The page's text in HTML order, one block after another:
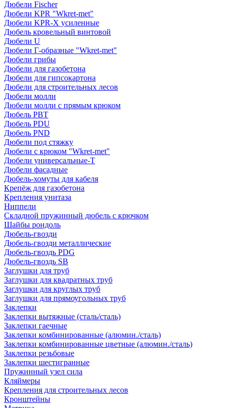
Дюбели Fischer
Дюбели KPR "Wkret-met"
Дюбели KPR-Х усиленные
Дюбель кровельный винтовой
Дюбели U
Дюбели Г-образные "Wkret-met"
Дюбели грибы
Дюбели для газобетона
Дюбели для гипсокартона
Дюбели для строительных лесов
Дюбели молли
Дюбели молли с прямым крюком
Дюбель PBT
Дюбель PDU
Дюбель PND
Дюбели под стяжку
Дюбели с крюком "Wkret-met"
Дюбели универсальные-Т
Дюбели фасадные
Дюбель-хомуты для кабеля
Крепёж для газобетона
Крепления унитаза
Ниппели
Складной пружинный дюбель с крючком
Шайбы рондоль
Дюбель-гвозди
Дюбель-гвозди металлические
Дюбель-гвоздь PDG
Дюбель-гвоздь SB
Заглушки для труб
Заглушки для квадратных труб
Заглушки для круглых труб
Заглушки для прямоугольных труб
Заклепки
Заклепки вытяжные (сталь/сталь)
Заклепки гаечные
Заклепки комбинированные (алюмин./сталь)
Заклепки комбинированные цветные (алюмин./сталь)
Заклепки резьбовые
Заклепки шестигранные
Пружинный узел сила
Кляймеры
Крепления для строительных лесов
Кронштейны